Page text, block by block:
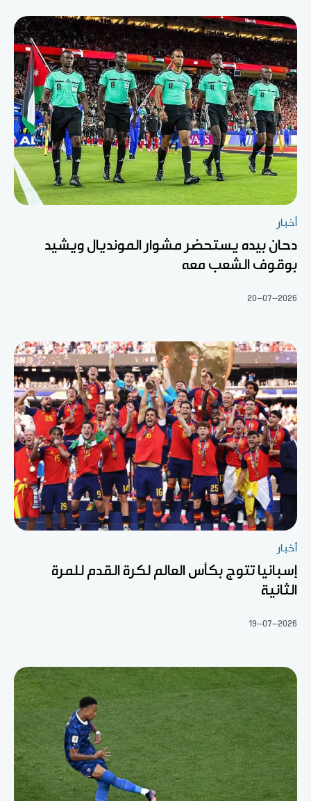
أخبار
دحان بيده يستحضر مشوار المونديال ويشيد
بوقوف الشعب معه
20-07-2026
أخبار
إسبانيا تتوج بكأس العالم لكرة القدم للمرة
الثانية
19-07-2026